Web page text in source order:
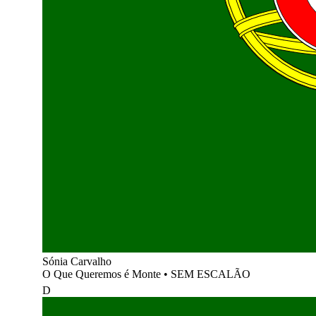
Sónia Carvalho
O Que Queremos é Monte • SEM ESCALÃO
D